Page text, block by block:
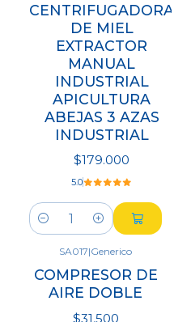
CENTRIFUGADORA
DE MIEL
EXTRACTOR
MANUAL
INDUSTRIAL
APICULTURA
ABEJAS 3 AZAS
INDUSTRIAL
$179.000
5.0
Cantidad
SA017|Generico
COMPRESOR DE
AIRE DOBLE
$31.500